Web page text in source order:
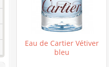
Eau de Cartier Vétiver
bleu